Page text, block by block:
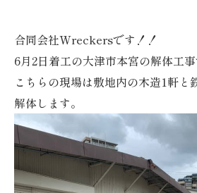
合同会社Wreckersです！！
6月2日着工の大津市本宮の解体工事
こちらの現場は敷地内の木造1軒と
解体します。